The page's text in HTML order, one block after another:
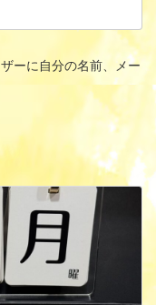
ーに自分の名前、メー